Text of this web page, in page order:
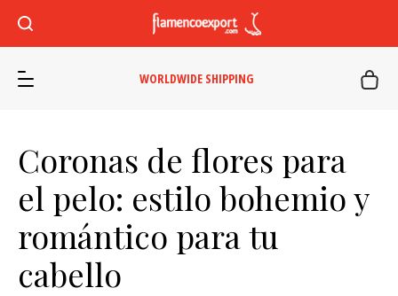
WORLDWIDE SHIPPING
Coronas de flores para
el pelo: estilo bohemio y
romántico para tu
cabello